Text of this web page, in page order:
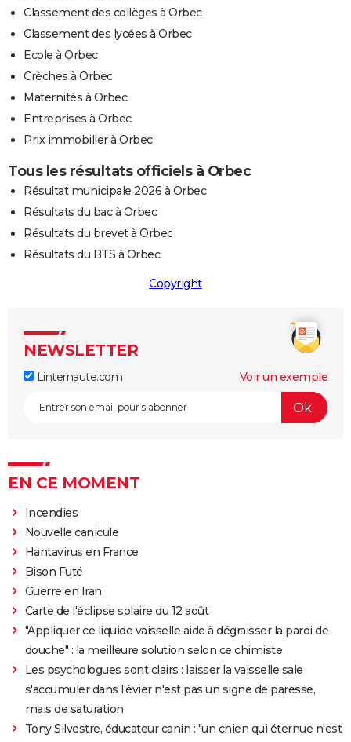
Classement des collèges à Orbec
Classement des lycées à Orbec
Ecole à Orbec
Crèches à Orbec
Maternités à Orbec
Entreprises à Orbec
Prix immobilier à Orbec
Tous les résultats officiels à Orbec
Résultat municipale 2026 à Orbec
Résultats du bac à Orbec
Résultats du brevet à Orbec
Résultats du BTS à Orbec
Copyright
NEWSLETTER
Linternaute.com Voir un exemple
EN CE MOMENT
Incendies
Nouvelle canicule
Hantavirus en France
Bison Futé
Guerre en Iran
Carte de l'éclipse solaire du 12 août
"Appliquer ce liquide vaisselle aide à dégraisser la paroi de
douche" : la meilleure solution selon ce chimiste
Les psychologues sont clairs : laisser la vaisselle sale
s'accumuler dans l'évier n'est pas un signe de paresse,
mais de saturation
Tony Silvestre, éducateur canin : "un chien qui éternue n'est